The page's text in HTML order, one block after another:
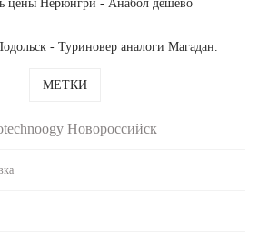
цены Нерюнгри - Анабол дешево
- Туриновер аналоги Магадан.
МЕТКИ
Новороссийск